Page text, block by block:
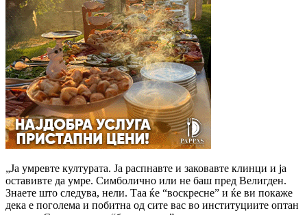
„Ја умревте културата. Ја распнавте и заковавте клинци и ја
оставивте да умре. Симболично или не баш пред Велигден.
Знаете што следува, нели. Таа ќе “воскресне” и ќе ви покаже
дека е поголема и побитна од сите вас во институциите оптан